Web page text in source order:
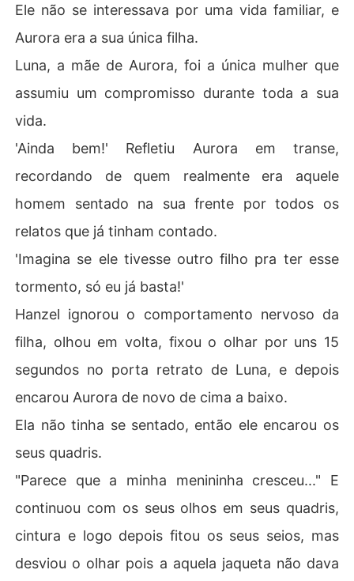
Ele não se interessava por uma vida familiar, e
Aurora era a sua única filha.
Luna, a mãe de Aurora, foi a única mulher que
assumiu um compromisso durante toda a sua
vida.
'Ainda bem!' Refletiu Aurora em transe,
recordando de quem realmente era aquele
homem sentado na sua frente por todos os
relatos que já tinham contado.
'Imagina se ele tivesse outro filho pra ter esse
tormento, só eu já basta!'
Hanzel ignorou o comportamento nervoso da
filha, olhou em volta, fixou o olhar por uns 15
segundos no porta retrato de Luna, e depois
encarou Aurora de novo de cima a baixo.
Ela não tinha se sentado, então ele encarou os
seus quadris.
"Parece que a minha menininha cresceu..." E
continuou com os seus olhos em seus quadris,
cintura e logo depois fitou os seus seios, mas
desviou o olhar pois a aquela jaqueta não dava